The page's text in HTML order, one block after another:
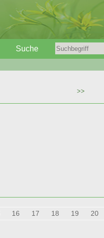
Suche
>>
16 17 18 19 20